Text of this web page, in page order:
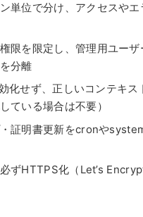
単位で分け、アクセスや
限を限定し、管理用ユー
分離
化せず、正しいコンテキス
ている場合は不要）
証明書更新をcronや
ずHTTPS化（Let’s